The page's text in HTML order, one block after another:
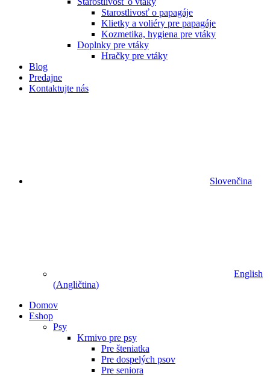
Starostlivosť o papagáje
Klietky a voliéry pre papagáje
Kozmetika, hygiena pre vtáky
Doplnky pre vtáky
Hračky pre vtáky
Blog
Predajne
Kontaktujte nás
Slovenčina
English
(Angličtina)
Domov
Eshop
Psy
Krmivo pre psy
Pre šteniatka
Pre dospelých psov
Pre seniora